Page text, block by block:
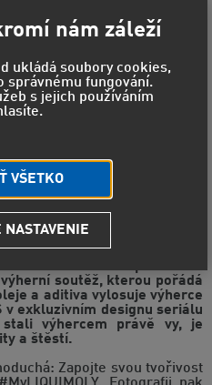
rádi autem ve sportovním
soutěž, kterou pořádá
a aditiva vylosuje výherce
v exkluzivním designu seriálu
stali výhercem právě vy, je
a štěstí.
Zapojte svou tvořivost
nám záleží
ukládá soubory cookies,
správnému fungování.
s jejich používáním
VŠETKO
NASTAVENIE